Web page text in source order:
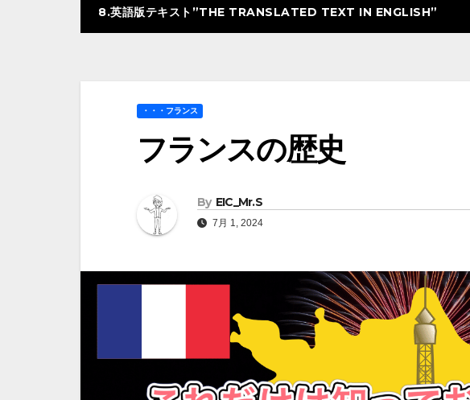
8.英語版テキスト”THE TRANSLATED TEXT IN ENGLISH”
・・・フランス
フランスの歴史
By EIC_Mr.S
7月 1, 2024